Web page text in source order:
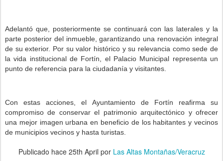
Adelantó que, posteriormente se continuará con las laterales y la
parte posterior del inmueble, garantizando una renovación integral
de su exterior. Por su valor histórico y su relevancia como sede de
la vida institucional de Fortín, el Palacio Municipal representa un
punto de referencia para la ciudadanía y visitantes.
Con estas acciones, el Ayuntamiento de Fortín reafirma su
compromiso de conservar el patrimonio arquitectónico y ofrecer
una mejor imagen urbana en beneficio de los habitantes y vecinos
de municipios vecinos y hasta turistas.
Publicado hace 25th April por Las Altas Montañas/Veracruz